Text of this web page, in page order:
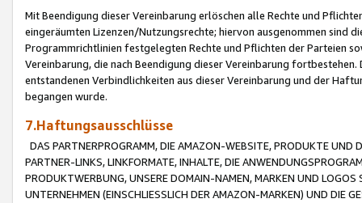
Mit Beendigung dieser Vereinbarung erlöschen alle Rechte und
eingeräumten Lizenzen/Nutzungsrechte; hiervon ausgenommen sind
Programmrichtlinien festgelegten Rechte und Pflichten der Parteien
Vereinbarung, die nach Beendigung dieser Vereinbarung
entstandenen Verbindlichkeiten aus dieser Vereinbarung und der
begangen wurde.
7.Haftungsausschlüsse
DAS PARTNERPROGRAMM, DIE AMAZON-WEBSITE, PRODUKTE UND
PARTNER-LINKS, LINKFORMATE, INHALTE, DIE
PRODUKTWERBUNG, UNSERE DOMAIN-NAMEN, MARKEN UND
UNTERNEHMEN (EINSCHLIESSLICH DER AMAZON-MARKEN) UND DIE